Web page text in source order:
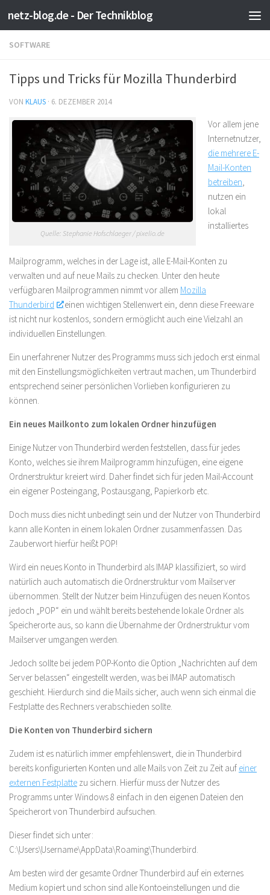
Zum Inhalt springen
netz-blog.de - Der Technikblog
SOFTWARE
Tipps und Tricks für Mozilla Thunderbird
VON KLAUS · 6. DEZEMBER 2014
Quelle: Stephanie Hofschlaeger / pixelio.de
Vor allem jene
Internetnutzer,
die mehrere E-
Mail-Konten
betreiben,
nutzen ein
lokal
installiertes
Mailprogramm, welches in der Lage ist, alle E-Mail-Konten zu
verwalten und auf neue Mails zu checken. Unter den heute
verfügbaren Mailprogrammen nimmt vor allem Mozilla
Thunderbird
einen wichtigen Stellenwert ein, denn diese Freeware
ist nicht nur kostenlos, sondern ermöglicht auch eine Vielzahl an
individuellen Einstellungen.
Ein unerfahrener Nutzer des Programms muss sich jedoch erst einmal
mit den Einstellungsmöglichkeiten vertraut machen, um Thunderbird
entsprechend seiner persönlichen Vorlieben konfigurieren zu
können.
Ein neues Mailkonto zum lokalen Ordner hinzufügen
Einige Nutzer von Thunderbird werden feststellen, dass für jedes
Konto, welches sie ihrem Mailprogramm hinzufügen, eine eigene
Ordnerstruktur kreiert wird. Daher findet sich für jeden Mail-Account
ein eigener Posteingang, Postausgang, Papierkorb etc.
Doch muss dies nicht unbedingt sein und der Nutzer von Thunderbird
kann alle Konten in einem lokalen Ordner zusammenfassen. Das
Zauberwort hierfür heißt POP!
Wird ein neues Konto in Thunderbird als IMAP klassifiziert, so wird
natürlich auch automatisch die Ordnerstruktur vom Mailserver
übernommen. Stellt der Nutzer beim Hinzufügen des neuen Kontos
jedoch „POP“ ein und wählt bereits bestehende lokale Ordner als
Speicherorte aus, so kann die Übernahme der Ordnerstruktur vom
Mailserver umgangen werden.
Jedoch sollte bei jedem POP-Konto die Option „Nachrichten auf dem
Server belassen“ eingestellt werden, was bei IMAP automatisch
geschieht. Hierdurch sind die Mails sicher, auch wenn sich einmal die
Festplatte des Rechners verabschieden sollte.
Die Konten von Thunderbird sichern
Zudem ist es natürlich immer empfehlenswert, die in Thunderbird
bereits konfigurierten Konten und alle Mails von Zeit zu Zeit auf einer
externen Festplatte zu sichern. Hierfür muss der Nutzer des
Programms unter Windows 8 einfach in den eigenen Dateien den
Speicherort von Thunderbird aufsuchen.
Dieser findet sich unter:
C:\Users\Username\AppData\Roaming\Thunderbird.
Am besten wird der gesamte Ordner Thunderbird auf ein externes
Medium kopiert und schon sind alle Kontoeinstellungen und die